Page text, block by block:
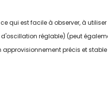
qui est facile à observer, à utiliser
réglable) (peut
précis et